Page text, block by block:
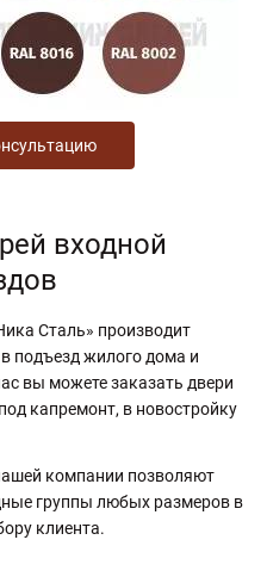
входной
Сталь» производит
подъезд жилого дома и
вы можете заказать двери
капремонт, в новостройку
компании позволяют
группы любых размеров в
клиента.